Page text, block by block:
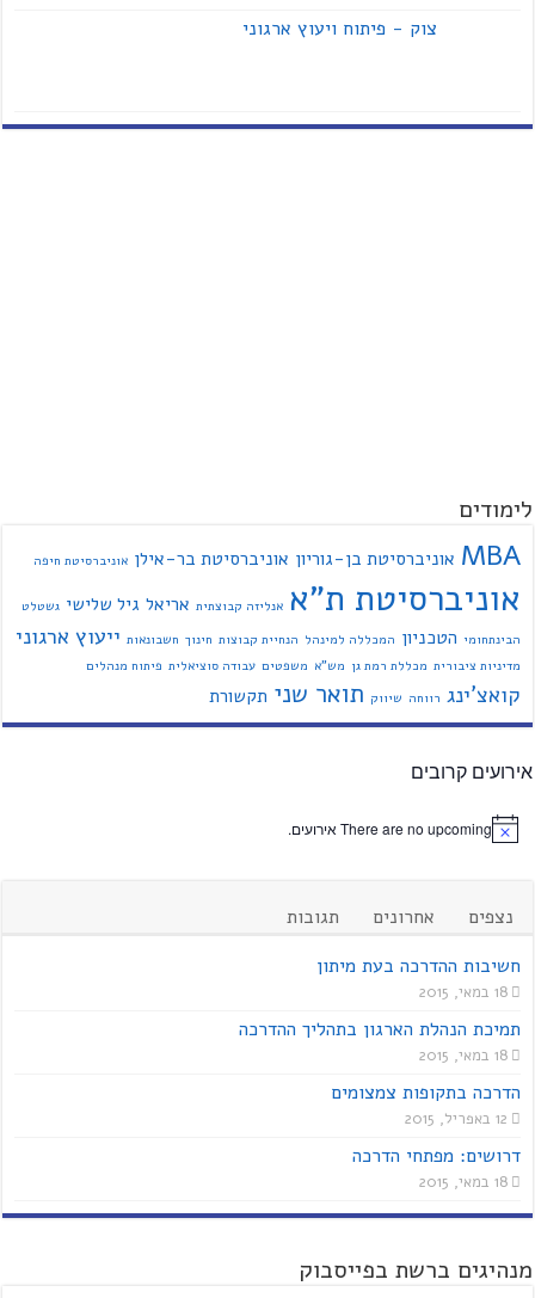
צוק - פיתוח ויעוץ ארגוני
לימודים
MBA אוניברסיטת בן-גוריון אוניברסיטת בר-אילן אוניברסיטת חיפה
אוניברסיטת ת"א אנליזה קבוצתית אריאל גיל שלישי גשטלט
הבינתחומי הטכניון המכללה למינהל הנחיית קבוצות חינוך חשבונאות ייעוץ ארגוני
מדיניות ציבורית מכללת רמת גן מש"א משפטים עבודה סוציאלית פיתוח מנהלים
קואצ'ינג רווחה שיווק תואר שני תקשורת
אירועים קרובים
There are no upcoming אירועים.
נצפים אחרונים
תגובות
חשיבות ההדרכה בעת מיתון
18 במאי, 2015
תמיכת הנהלת הארגון בתהליך ההדרכה
18 במאי, 2015
הדרכה בתקופות צמצומים
12 באפריל, 2015
דרושים: מפתחי הדרכה
18 במאי, 2015
מנהיגים ברשת בפייסבוק